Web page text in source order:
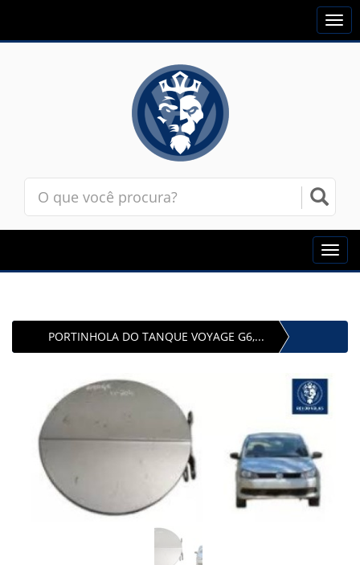
PORTINHOLA DO TANQUE VOYAGE G6,...